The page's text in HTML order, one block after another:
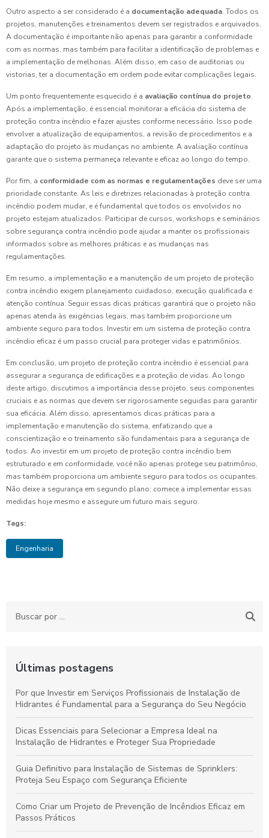
Outro aspecto a ser considerado é a documentação adequada. Todos os
projetos, manutenções e treinamentos devem ser registrados e arquivados.
A documentação é importante não apenas para garantir a conformidade
com as normas, mas também para facilitar a identificação de problemas e
a implementação de melhorias. Além disso, em caso de auditorias ou
vistorias, ter a documentação em ordem pode evitar complicações legais.
Um ponto frequentemente esquecido é a avaliação contínua do projeto.
Após a implementação, é essencial monitorar a eficácia do sistema de
proteção contra incêndio e fazer ajustes conforme necessário. Isso pode
envolver a atualização de equipamentos, a revisão de procedimentos e a
adaptação do projeto às mudanças no ambiente. A avaliação contínua
garante que o sistema permaneça relevante e eficaz ao longo do tempo.
Por fim, a conformidade com as normas e regulamentações deve ser uma
prioridade constante. As leis e diretrizes relacionadas à proteção contra
incêndio podem mudar, e é fundamental que todos os envolvidos no
projeto estejam atualizados. Participar de cursos, workshops e seminários
sobre segurança contra incêndio pode ajudar a manter os profissionais
informados sobre as melhores práticas e as mudanças nas
regulamentações.
Em resumo, a implementação e a manutenção de um projeto de proteção
contra incêndio exigem planejamento cuidadoso, execução qualificada e
atenção contínua. Seguir essas dicas práticas garantirá que o projeto não
apenas atenda às exigências legais, mas também proporcione um
ambiente seguro para todos. Investir em um sistema de proteção contra
incêndio eficaz é um passo crucial para proteger vidas e patrimônios.
Em conclusão, um projeto de proteção contra incêndio é essencial para
assegurar a segurança de edificações e a proteção de vidas. Ao longo
deste artigo, discutimos a importância desse projeto, seus componentes
cruciais e as normas que devem ser rigorosamente seguidas para garantir
sua eficácia. Além disso, apresentamos dicas práticas para a
implementação e manutenção do sistema, enfatizando que a
conscientização e o treinamento são fundamentais para a segurança de
todos. Ao investir em um projeto de proteção contra incêndio bem
estruturado e em conformidade, você não apenas protege seu patrimônio,
mas também proporciona um ambiente seguro para todos os ocupantes.
Não deixe a segurança em segundo plano; comece a implementar essas
medidas hoje mesmo e assegure um futuro mais seguro.
Tags:
Engenharia
Últimas postagens
Por que Investir em Serviços Profissionais de Instalação de
Hidrantes é Fundamental para a Segurança do Seu Negócio
Dicas Essenciais para Selecionar a Empresa Ideal na
Instalação de Hidrantes e Proteger Sua Propriedade
Guia Definitivo para Instalação de Sistemas de Sprinklers:
Proteja Seu Espaço com Segurança Eficiente
Como Criar um Projeto de Prevenção de Incêndios Eficaz em
Passos Práticos